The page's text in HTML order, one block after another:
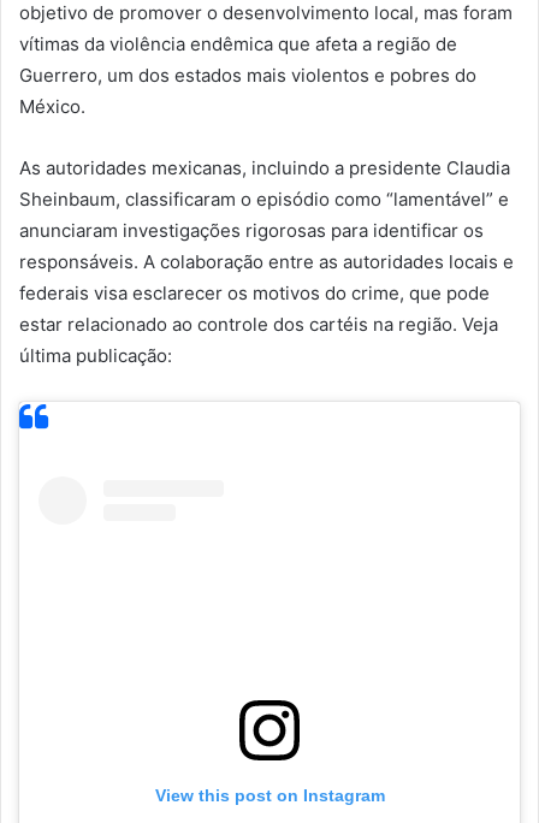
objetivo de promover o desenvolvimento local, mas foram
vítimas da violência endêmica que afeta a região de
Guerrero, um dos estados mais violentos e pobres do
México.
As autoridades mexicanas, incluindo a presidente Claudia
Sheinbaum, classificaram o episódio como “lamentável” e
anunciaram investigações rigorosas para identificar os
responsáveis. A colaboração entre as autoridades locais e
federais visa esclarecer os motivos do crime, que pode
estar relacionado ao controle dos cartéis na região. Veja
última publicação:
View this post on Instagram